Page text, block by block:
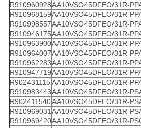
R910960928AA10VSO45DFEO/31R-
R910968159AA10VSO45DFEO/31R-
R910998557AA10VSO45DFEO/31R-
R910946175AA10VSO45DFEO/31R-
R910963900AA10VSO45DFEO/31R-
R910964007AA10VSO45DFEO/31R-
R910962283AA10VSO45DFEO/31R-
R910947719AA10VSO45DFEO/31R-
R902431115 AA10VSO45DFEO/31R-
R910983443AA10VSO45DFEO/31R-
R902411540AA10VSO45DFEO/31R-
R910969031AA10VSO45DFEO/31R-
R910969420AA10VSO45DFEO/31R-